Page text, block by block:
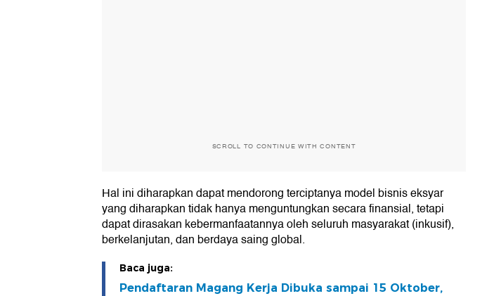
SCROLL TO CONTINUE WITH CONTENT
Hal ini diharapkan dapat mendorong terciptanya model bisnis eksyar
yang diharapkan tidak hanya menguntungkan secara finansial, tetapi
dapat dirasakan kebermanfaatannya oleh seluruh masyarakat (inkusif),
berkelanjutan, dan berdaya saing global.
Baca juga:
Pendaftaran Magang Kerja Dibuka sampai 15 Oktober,